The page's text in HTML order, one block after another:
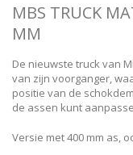
MBS TRUCK
MM
De nieuwste truck van
van zijn voorganger,
positie van de
de assen kunt
Versie met 400 mm as,